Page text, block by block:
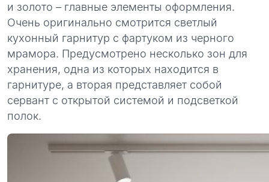
и золото – главные элементы оформления.
Очень оригинально смотрится светлый
кухонный гарнитур с фартуком из черного
мрамора. Предусмотрено несколько зон для
хранения, одна из которых находится в
гарнитуре, а вторая представляет собой
сервант с открытой системой и подсветкой
полок.